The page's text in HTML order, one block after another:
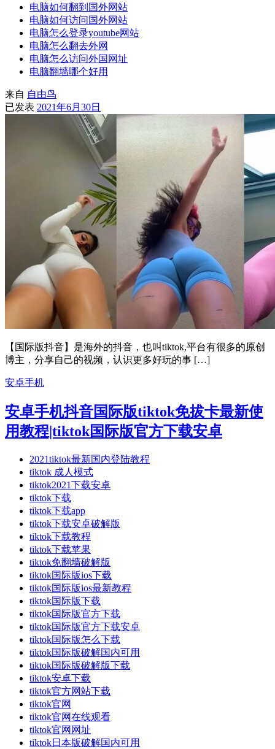
电脑如何翻到国外网站
电脑如何访问国外网站
电脑怎么登录youtube网站
电脑怎么翻去外网
电脑怎么访问外国网址
电脑翻墙哪个好用
来自 自由鸟
已发表 2021年6月30日
【国际版抖音】是海外的抖音，也叫tiktok,平台有很多的原创
博主，分享自己的视频，认识更多好玩的事 […]
安卓手机
安卓手机抖音国际版tiktok免拔卡最新使
用教程|tiktok国际版官方下载安卓
2021tiktok最新国内登陆教程
tiktok 成人模式
tiktok2021下载安卓
tiktok下载
tiktok下载app
tiktok下载安卓破解版
tiktok下载教程
tiktok下载苹果
tiktok免翻墙破解版
tiktok国际版ios下载
tiktok国际版ios最新教程
tiktok国际版下载
tiktok国际版官方下载
tiktok国际版官方下载安卓
tiktok国际版怎么下载
tiktok国际版破解国内可用
tiktok国际版破解版下载
tiktok安卓下载
tiktok官方网站下载
tiktok官网
tiktok官网在线观看
tiktok官网网址
tiktok日本版破解国内可用